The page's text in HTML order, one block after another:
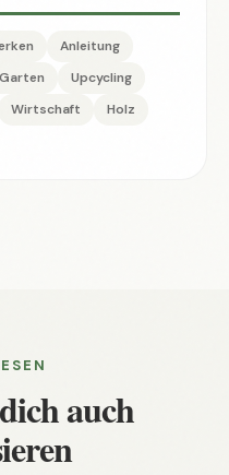
Anleitung
Garten
Upcycling
Wirtschaft
Holz
auch